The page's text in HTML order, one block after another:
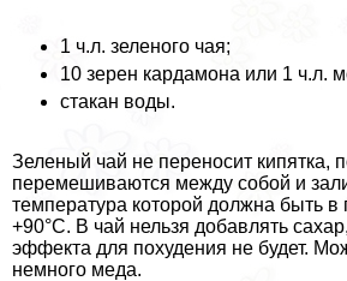
1 ч.л. зеленого чая;
10 зерен кардамона или 1 ч.л.
стакан воды.
Зеленый чай не переносит кипятка,
перемешиваются между собой и
температура которой должна быть
+90°C. В чай нельзя добавлять
эффекта для похудения не будет.
немного меда.